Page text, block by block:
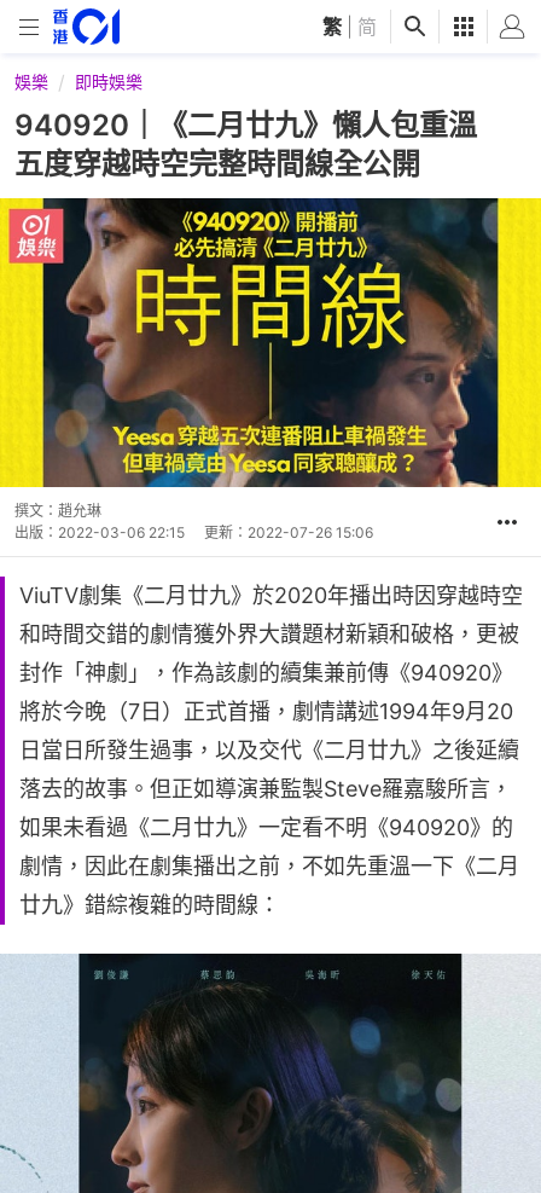
繁 简
娛樂 即時娛樂
940920｜《二月廿九》懶人包重溫
五度穿越時空完整時間線全公開
撰文： 趙允琳
出版： 2022-03-06 22:15 更新： 2022-07-26 15:06
ViuTV劇集《二月廿九》於2020年播出時因穿越時空
和時間交錯的劇情獲外界大讚題材新穎和破格，更被
封作「神劇」，作為該劇的續集兼前傳《940920》
將於今晚（7日）正式首播，劇情講述1994年9月20
日當日所發生過事，以及交代《二月廿九》之後延續
落去的故事。但正如導演兼監製Steve羅嘉駿所言，
如果未看過《二月廿九》一定看不明《940920》的
劇情，因此在劇集播出之前，不如先重溫一下《二月
廿九》錯綜複雜的時間線：